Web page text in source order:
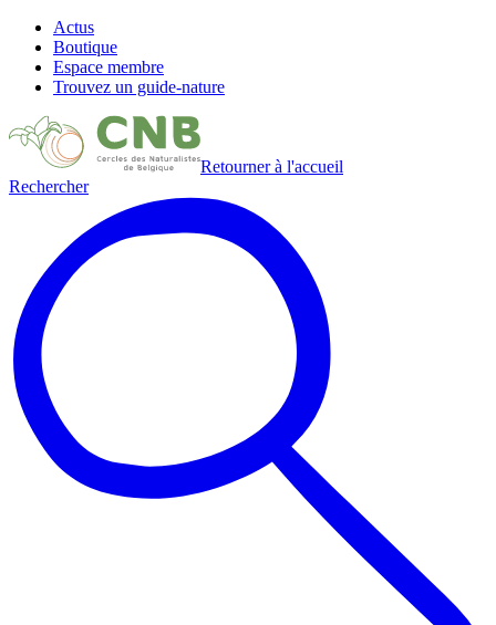
Actus
Boutique
Espace membre
Trouvez un guide-nature
Retourner à l'accueil
Rechercher